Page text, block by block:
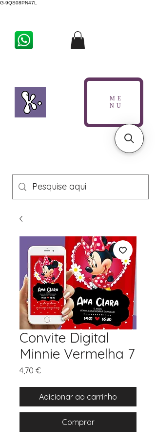
G-9QS08PN47L
ME
NU
Convite Digital
Minnie Vermelha 7
4,70 €Preço
Adicionar ao carrinho
Comprar